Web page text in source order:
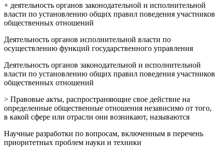
+ деятельность органов законодательной и исполнительной
власти по установлению общих правил поведения участников
общественных отношений
Деятельность органов исполнительной власти по
осуществлению функций государственного управления
Деятельность органов законодательной и исполнительной
власти по установлению общих правил поведения участников
общественных отношений
> Правовые акты, распространяющие свое действие на
определенные общественные отношения независимо от того,
в какой сфере или отрасли они возникают, называются
Научные разработки по вопросам, включенным в перечень
приоритетных проблем науки и техники